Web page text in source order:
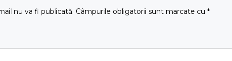
nu va fi publicată. Câmpurile obligatorii sunt marcate cu *